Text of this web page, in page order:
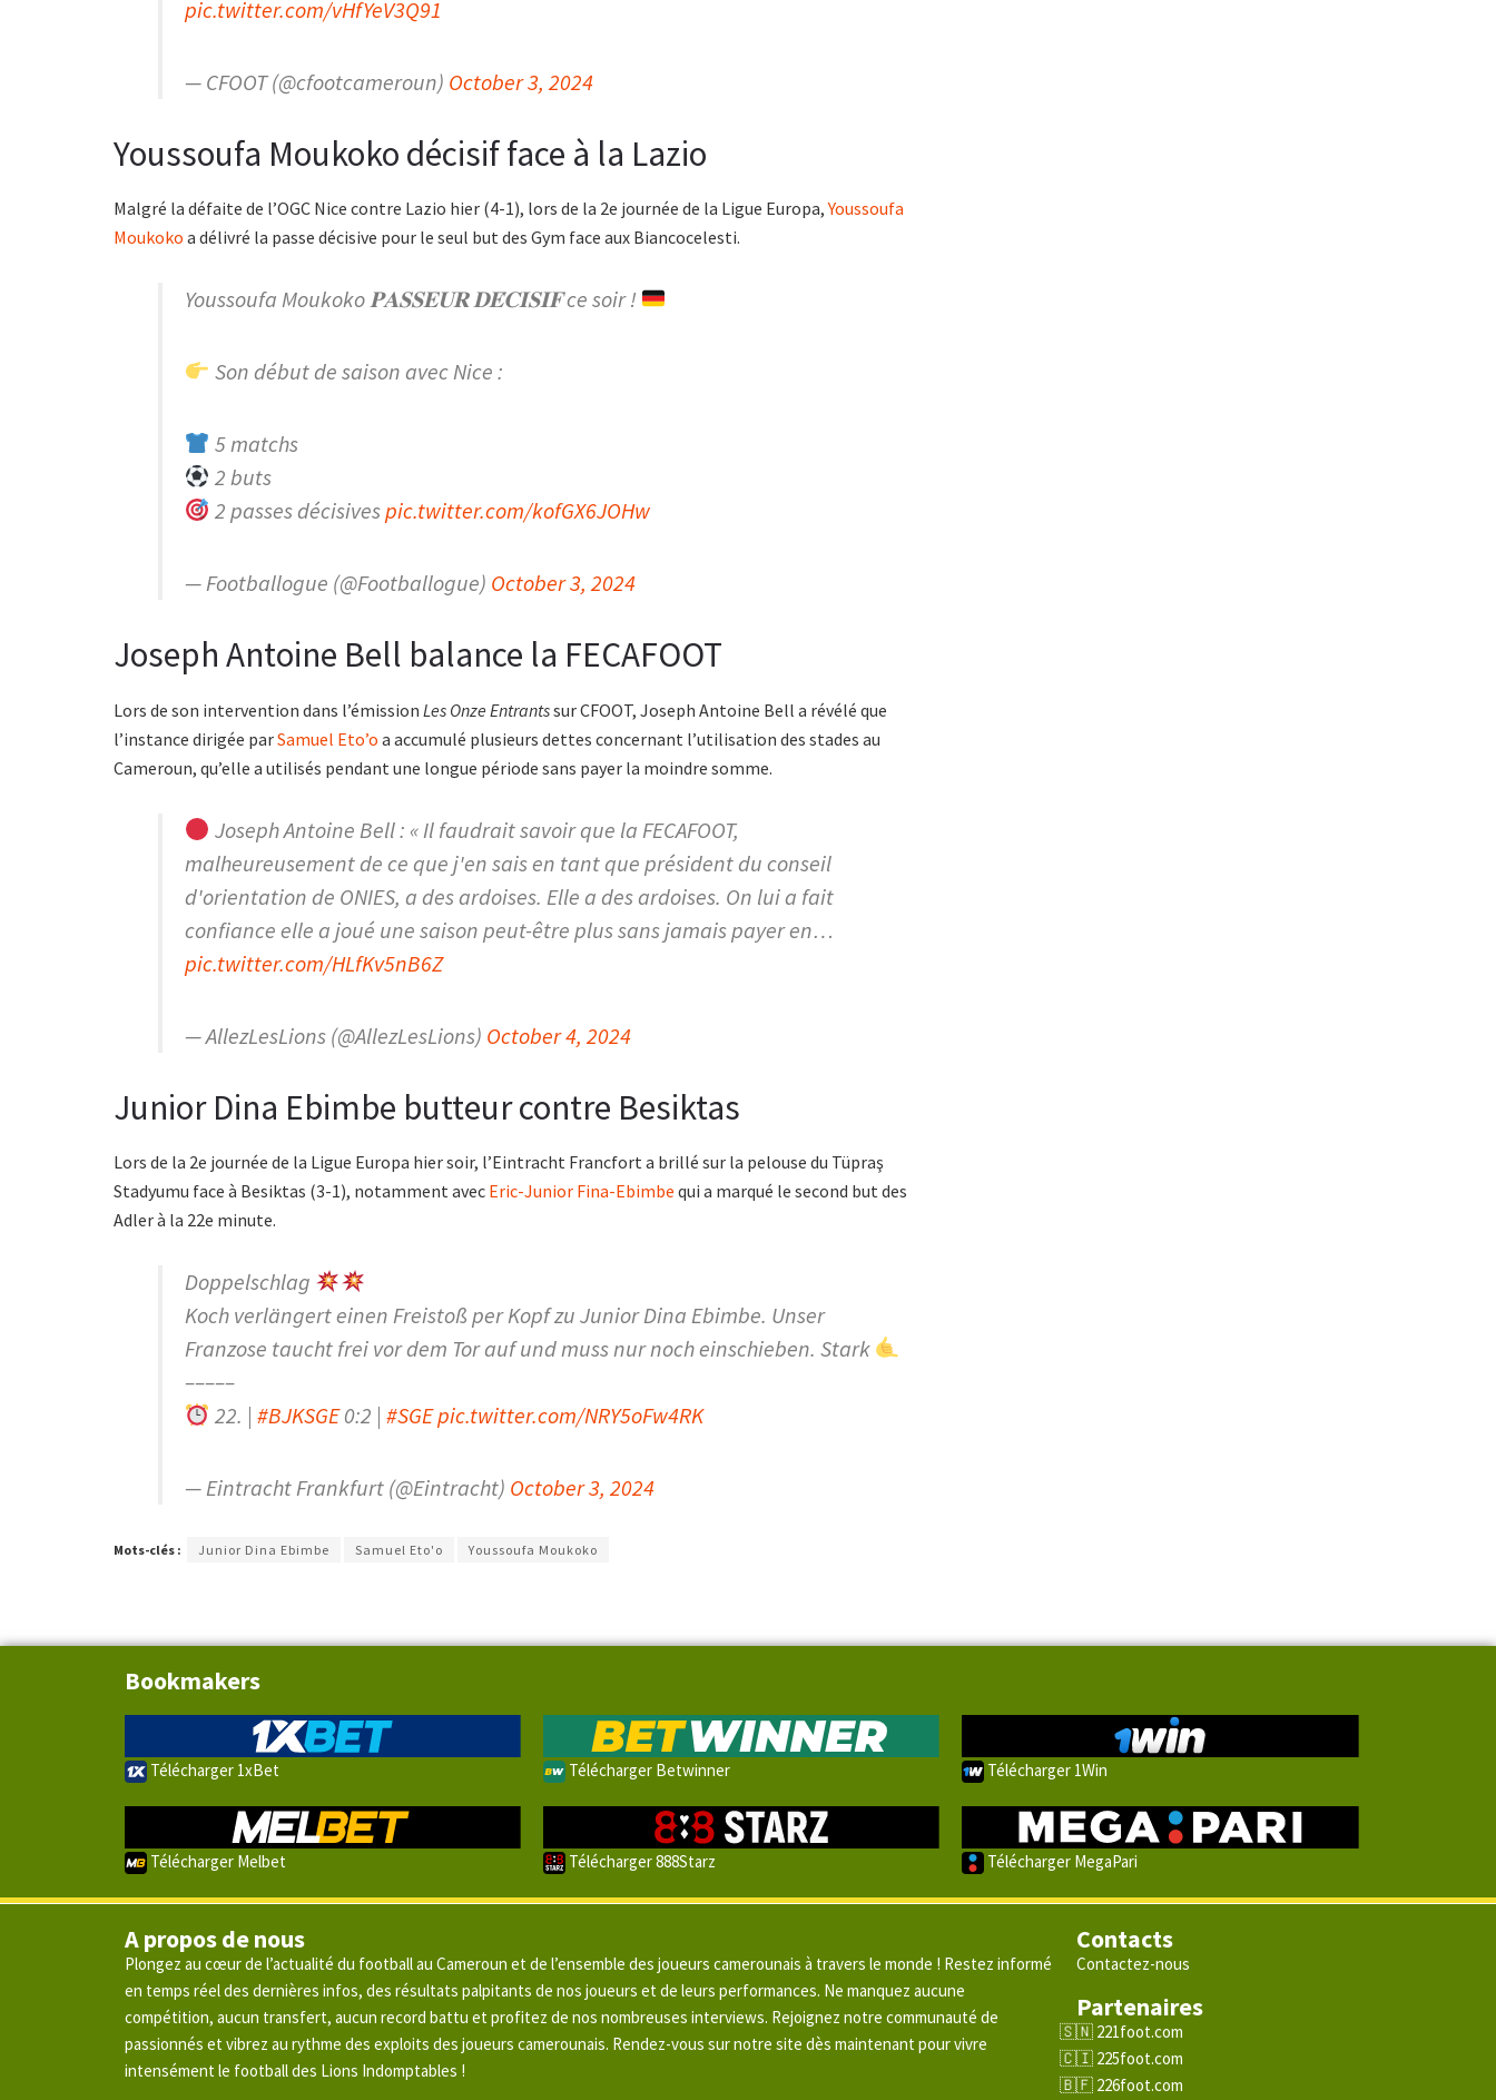
pic.twitter.com/vHfYeV3Q91
— CFOOT (@cfootcameroun) October 3, 2024
Youssoufa Moukoko décisif face à la Lazio
Malgré la défaite de l’OGC Nice contre Lazio hier (4-1), lors de la 2e journée de la Ligue Europa,Youssoufa
Moukoko a délivré la passe décisive pour le seul but des Gym face aux Biancocelesti.
Youssoufa Moukoko 𝐏𝐀𝐒𝐒𝐄𝐔𝐑 𝐃𝐄́𝐂𝐈𝐒𝐈𝐅 ce soir !
Son début de saison avec Nice :
5 matchs
2 buts
2 passes décisivespic.twitter.com/kofGX6JOHw
— Footballogue (@Footballogue) October 3, 2024
Joseph Antoine Bell balance la FECAFOOT
Lors de son intervention dans l’émission Les Onze Entrantssur CFOOT, Joseph Antoine Bell a révélé que
l’instance dirigée parSamuel Eto’o a accumulé plusieurs dettes concernant l’utilisation des stades au
Cameroun, qu’elle a utilisés pendant une longue période sans payer la moindre somme.
Joseph Antoine Bell : « Il faudrait savoir que la FECAFOOT,
malheureusement de ce que j'en sais en tant que président du conseil
d'orientation de ONIES, a des ardoises. Elle a des ardoises. On lui a fait
confiance elle a joué une saison peut-être plus sans jamais payer en…
pic.twitter.com/HLfKv5nB6Z
— AllezLesLions (@AllezLesLions) October 4, 2024
Junior Dina Ebimbe butteur contre Besiktas
Lors de la 2e journée de la Ligue Europa hier soir, l’Eintracht Francfort a brillé sur la pelouse du Tüpraş
Stadyumu face à Besiktas (3-1), notamment avec Eric-Junior Fina-Ebimbe qui a marqué le second but des
Adler à la 22e minute.
Doppelschlag
Koch verlängert einen Freistoß per Kopf zu Junior Dina Ebimbe. Unser
Franzose taucht frei vor dem Tor auf und muss nur noch einschieben. Stark
–––––
22. | #BJKSGE0:2 | #SGEpic.twitter.com/NRY5oFw4RK
— Eintracht Frankfurt (@Eintracht) October 3, 2024
Mots-clés : Junior Dina Ebimbe Samuel Eto'o Youssoufa Moukoko
Bookmakers
Télécharger 1xBet Télécharger Betwinner Télécharger 1Win
Télécharger Melbet Télécharger 888Starz Télécharger MegaPari
A propos de nous
Plongez au cœur de l’actualité du football au Cameroun et de l’ensemble des joueurs camerounais à travers le monde ! Restez informé
en temps réel des dernières infos, des résultats palpitants de nos joueurs et de leurs performances. Ne manquez aucune
compétition, aucun transfert, aucun record battu et profitez de nos nombreuses interviews. Rejoignez notre communauté de
passionnés et vibrez au rythme des exploits des joueurs camerounais. Rendez-vous sur notre site dès maintenant pour vivre
intensément le football des Lions Indomptables !
Contacts
Contactez-nous
Partenaires
221foot.com
225foot.com
226foot.com